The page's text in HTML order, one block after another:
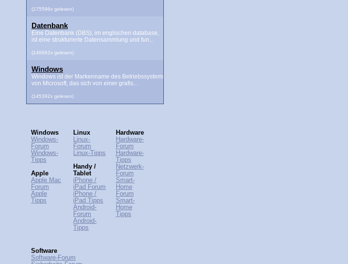
(175596x gelesen)
Datenbank
Eine Datenbank (DBS), im englischen database,
ist eine strukturierte Datensammlung und fun...
(146662x gelesen)
Windows
Windows ist der Markenname des Betriebssystems
von Microsoft, das sich von einer grafis...
(145392x gelesen)
Windows
Windows-
Forum
Windows-
Tipps
Apple
Apple Mac
Forum
Apple
Tipps
Linux
Linux-
Forum
Linux-Tipps
Handy /
Tablet
iPhone /
iPad Forum
iPhone /
iPad Tipps
Android-
Forum
Android-
Tipps
Hardware
Hardware-
Forum
Hardware-
Tipps
Netzwerk-
Forum
Smart-
Home
Forum
Smart-
Home
Tipps
Software
Software-Forum